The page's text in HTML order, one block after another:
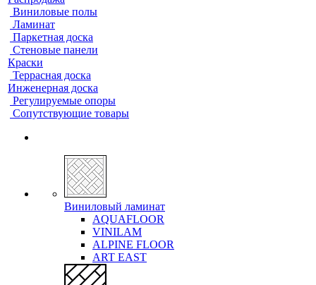
Виниловые полы
Ламинат
Паркетная доска
Стеновые панели
Краски
Террасная доска
Инженерная доска
Регулируемые опоры
Сопутствующие товары
Виниловый ламинат
AQUAFLOOR
VINILAM
ALPINE FLOOR
ART EAST